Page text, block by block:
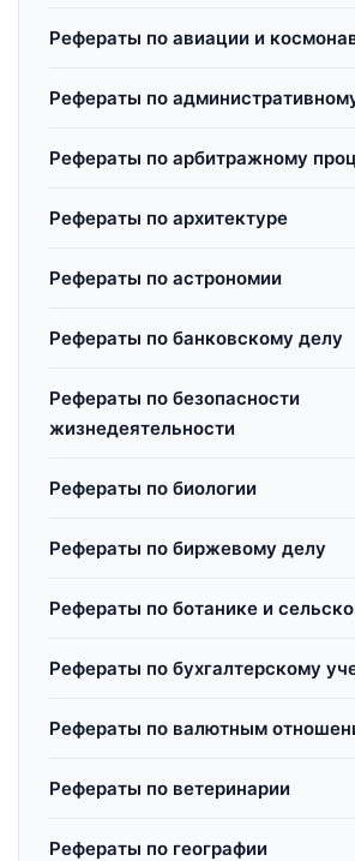
Рефераты по авиации и
Рефераты по
Рефераты по арбитражному
Рефераты по архитектуре
Рефераты по астрономии
Рефераты по банковскому делу
Рефераты по безопасности
жизнедеятельности
Рефераты по биологии
Рефераты по биржевому делу
Рефераты по ботанике и
Рефераты по бухгалтерскому
Рефераты по валютным
Рефераты по ветеринарии
Рефераты по географии